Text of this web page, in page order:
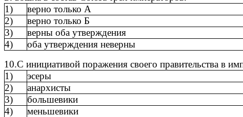
1)
верно только А
2)
верно только Б
3)
верны оба утверждения
4)
оба утверждения неверны
10.С инициативой поражения своего правительства в
1)
эсеры
2)
анархисты
3)
большевики
4)
меньшевики